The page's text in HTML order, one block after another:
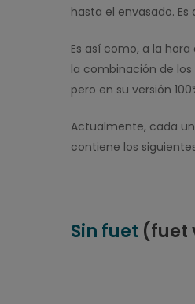
hasta el envasado.
Es así como, a la
la combinación de
pero en su versión
Actualmente, cada
contiene los
Sin fuet (fuet